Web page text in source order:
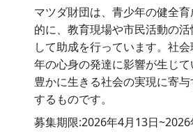
マツダ財団は、青少年の健全
的に、教育現場や市民活動の
して助成を行っています。社
年の心身の発達に影響が生じ
豊かに生きる社会の実現に寄
するものです。
募集期限:2026年4月13日